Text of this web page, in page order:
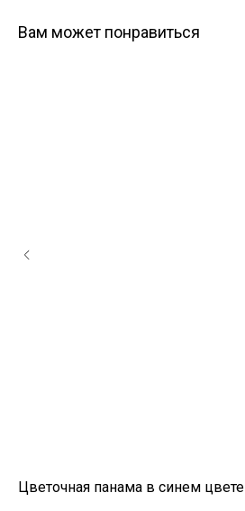
Вам может понравиться
Цветочная панама в синем цвете